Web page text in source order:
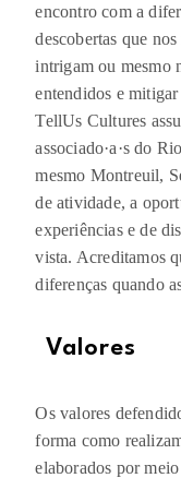
encontro com a
descobertas que
intrigam ou mesmo
entendidos e
TellUs Cultures
associado·a·s do
mesmo Montreuil,
de atividade, a
experiências e de
vista. Acreditamos
diferenças quando
Valores
Os valores
forma como
elaborados por